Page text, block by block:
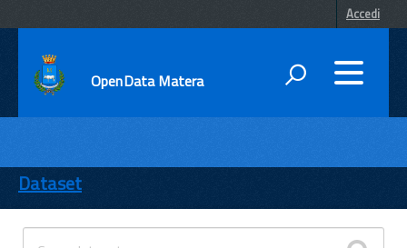
Accedi
OpenData Matera
ENTI
TEMI
INFORMAZIONI
Dataset